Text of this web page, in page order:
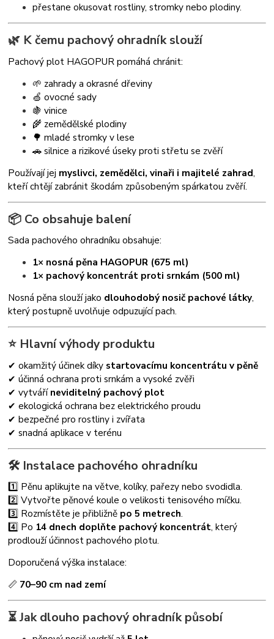
přestane okusovat rostliny, stromky nebo plodiny.
🌿 K čemu pachový ohradník slouží
Pachový plot HAGOPUR pomáhá chránit:
🌱 zahrady a okrasné dřeviny
🍏 ovocné sady
🍇 vinice
🌾 zemědělské plodiny
🌳 mladé stromky v lese
🚗 silnice a rizikové úseky proti střetu se zvěří
Používají jej myslivci, zemědělci, vinaři i majitelé zahrad,
kteří chtějí zabránit škodám způsobeným spárkatou zvěří.
📦 Co obsahuje balení
Sada pachového ohradníku obsahuje:
1× nosná pěna HAGOPUR (675 ml)
1× pachový koncentrát proti srnkám (500 ml)
Nosná pěna slouží jako dlouhodobý nosič pachové látky,
který postupně uvolňuje odpuzující pach.
⭐ Hlavní výhody produktu
✔ okamžitý účinek díky startovacímu koncentrátu v pěně
✔ účinná ochrana proti srnkám a vysoké zvěři
✔ vytváříneviditelný pachový plot
✔ ekologická ochrana bez elektrického proudu
✔ bezpečné pro rostliny i zvířata
✔ snadná aplikace v terénu
🛠 Instalace pachového ohradníku
1️⃣ Pěnu aplikujte na větve, kolíky, pařezy nebo svodidla.
2️⃣ Vytvořte pěnové koule o velikosti tenisového míčku.
3️⃣ Rozmístěte je přibližně po 5 metrech.
4️⃣ Po 14 dnech doplňte pachový koncentrát, který
prodlouží účinnost pachového plotu.
Doporučená výška instalace:
📏 70–90 cm nad zemí
⏳ Jak dlouho pachový ohradník působí